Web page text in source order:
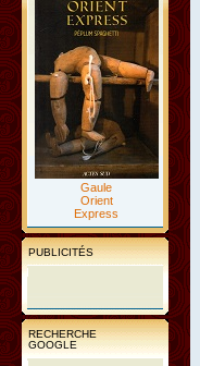
Gaule
Orient
Express
PUBLICITÉS
RECHERCHE
GOOGLE